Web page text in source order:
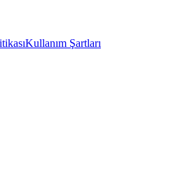
Kullanım Şartları